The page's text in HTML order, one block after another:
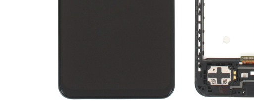
Benzi flex si butoane